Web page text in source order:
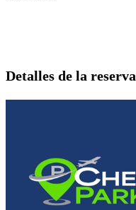
Detalles de la reserva